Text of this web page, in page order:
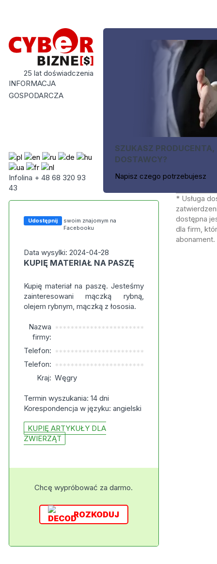
25 lat doświadczenia
INFORMACJA
GOSPODARCZA
Infolina + 48 68 320 93
43
SZUKASZ PRODUCENTA,
DOSTAWCY?
Napisz czego potrzebujesz
Udostępnij
swoim znajomym na
Facebooku
Data wysylki: 2024-04-28
KUPIĘ MATERIAŁ NA PASZĘ
Kupię materiał na paszę. Jesteśmy
zainteresowani mączką rybną,
olejem rybnym, mączką z łososia.
Nazwa
firmy:
***********************
Telefon: ***********************
Telefon: ***********************
Kraj: Węgry
Termin wyszukania: 14 dni
Korespondencja w języku: angielski
KUPIĘ ARTYKUŁY DLA
ZWIERZĄT
Chcę wypróbować za darmo.
ROZKODUJ
* Usługa
dostępna
dla firm,
abonament.